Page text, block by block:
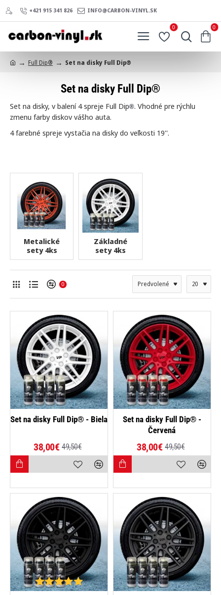
+421 915 341 826 INFO@CARBON-VINYL.SK
0 0
Full Dip® Set na disky Full Dip®
Set na disky Full Dip®
Set na disky, v balení 4 spreje Full Dip®. Vhodné pre rýchlu
zmenu farby diskov vášho auta.
4 farebné spreje vystačia na disky do veľkosti 19''.
Metalické
sety 4ks
Základné
sety 4ks
0
-23%
Set na disky Full Dip® - Biela
38,00€ 49,50€
-23%
Set na disky Full Dip® -
Červená
38,00€ 49,50€